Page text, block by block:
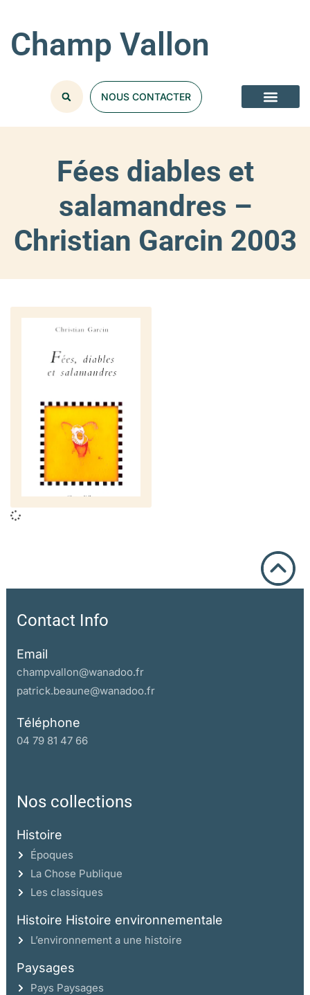
Champ Vallon
NOUS CONTACTER
Fées diables et
salamandres –
Christian Garcin 2003
Contact Info
Email
champvallon@wanadoo.fr
patrick.beaune@wanadoo.fr
Téléphone
04 79 81 47 66
Nos collections
Histoire
Époques
La Chose Publique
Les classiques
Histoire Histoire environnementale
L’environnement a une histoire
Paysages
Pays Paysages